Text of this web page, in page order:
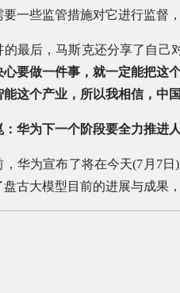
要一些监管措施对它进行监督
的最后，马斯克还分享了自
心要做一件事，就一定能把这
能这个产业，所以我相信，中
：华为下一个阶段要全力推进
，华为宣布了将在今天(7月7
盘古大模型目前的进展与成果